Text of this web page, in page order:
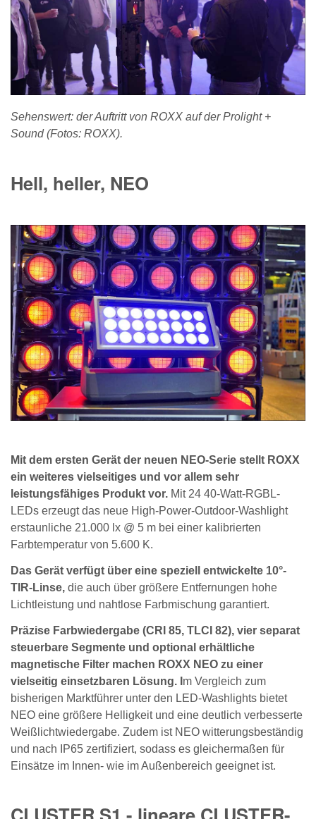
Sehenswert: der Auftritt von ROXX auf der Prolight +
Sound (Fotos: ROXX).
Hell, heller, NEO
Mit dem ersten Gerät der neuen NEO-Serie stellt ROXX
ein weiteres vielseitiges und vor allem sehr
leistungsfähiges Produkt vor. Mit 24 40-Watt-RGBL-
LEDs erzeugt das neue High-Power-Outdoor-Washlight
erstaunliche 21.000 lx @ 5 m bei einer kalibrierten
Farbtemperatur von 5.600 K.
Das Gerät verfügt über eine speziell entwickelte 10°-
TIR-Linse, die auch über größere Entfernungen hohe
Lichtleistung und nahtlose Farbmischung garantiert.
Präzise Farbwiedergabe (CRI 85, TLCI 82), vier separat
steuerbare Segmente und optional erhältliche
magnetische Filter machen ROXX NEO zu einer
vielseitig einsetzbaren Lösung. I m Vergleich zum
bisherigen Marktführer unter den LED-Washlights bietet
NEO eine größere Helligkeit und eine deutlich verbesserte
Weißlichtwiedergabe. Zudem ist NEO witterungsbeständig
und nach IP65 zertifiziert, sodass es gleichermaßen für
Einsätze im Innen- wie im Außenbereich geeignet ist.